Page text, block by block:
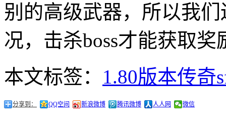
别的高级武器，所以我
况，击杀boss才能获取奖
本文标签： 1.80版本传奇
分享到： QQ空间 新浪微博 腾讯微博 人人网 微信